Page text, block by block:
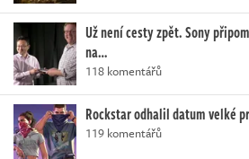
Už není cesty zpět. Sony
na…
118 komentářů
Rockstar odhalil datum velké
119 komentářů